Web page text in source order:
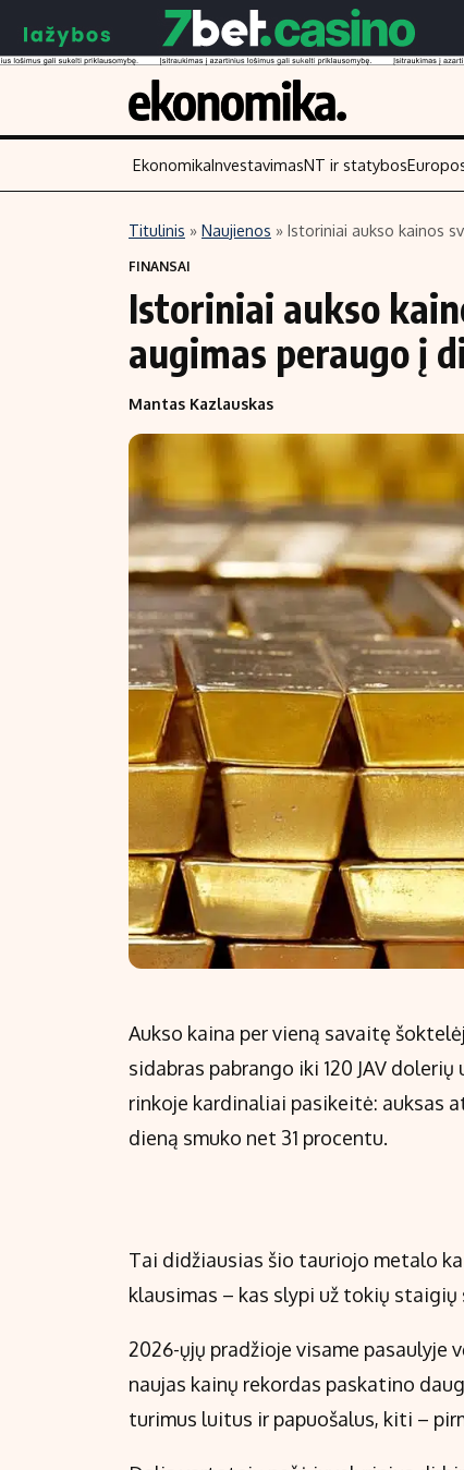
Turinys
Naujienos
Verslas
Energetika
Ekonomika
NT ir statybos
Finansai
Žemės ūkis
EkonomikaInvestavimasNT ir statybos
Titulinis » Naujienos » Istoriniai aukso kainos
FINANSAI
Istoriniai aukso
augimas peraugo į
Mantas Kazlauskas
Aukso kaina per vieną savaitę
sidabras pabrango iki 120 JAV
rinkoje kardinaliai pasikeitė: auksas
dieną smuko net 31 procentu.
Tai didžiausias šio tauriojo metalo
klausimas – kas slypi už tokių staigių
2026-ųjų pradžioje visame pasaulyje
naujas kainų rekordas paskatino
turimus luitus ir papuošalus, kiti –